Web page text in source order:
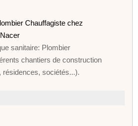
Chauffagiste chez
sanitaire: Plombier
chantiers de construction
résidences, sociétés...).